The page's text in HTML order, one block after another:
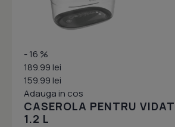
- 16 %
189.99 lei
159.99 lei
Adauga in cos
CASEROLA PENTRU
1.2 L